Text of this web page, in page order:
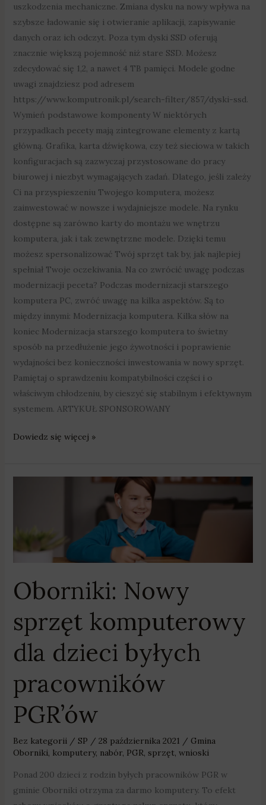
uszkodzenia mechaniczne. Zmiana dysku na nowy wpływa na
szybsze ładowanie się i otwieranie aplikacji, zapisywanie
danych oraz ich odczyt. Poza tym dyski SSD oferują
znacznie większą pojemność niż stare SSD. Możesz
zdecydować się 1,2, a nawet 4 TB pamięci. Modele godne
uwagi znajdziesz pod adresem
https://www.komputronik.pl/search-filter/857/dyski-ssd.
Wymień podstawowe komponenty W niektórych
przypadkach pecety mają zintegrowane elementy z kartą
główną. Grafika, karta dźwiękowa, czy też sieciowa w takich
konfiguracjach są zazwyczaj przystosowane do pracy
biurowej i niezbyt wymagających zadań. Dlatego, jeśli zależy
Ci na przyspieszeniu Twojego komputera, możesz
zainwestować w nowsze i wydajniejsze modele. Na rynku
dostępne są zarówno karty do montażu we wnętrzu
komputera, jak i tak zewnętrzne modele. Dzięki temu
możesz spersonalizować Twój sprzęt tak by, jak najlepiej
spełniał Twoje oczekiwania. Na co zwrócić uwagę podczas
modernizacji peceta? Podczas modernizacji starszego
komputera PC, zwróć uwagę na kilka aspektów. Są to
między innymi: Modernizacja komputera. Kilka słów na
koniec Modernizacja starszego komputera to świetny
sposób na przedłużenie jego żywotności i poprawienie
wydajności bez konieczności inwestowania w nowy sprzęt.
Pamiętaj o sprawdzeniu kompatybilności części i o
właściwym chłodzeniu, by cieszyć się stabilnym i efektywnym
systemem. ARTYKUŁ SPONSOROWANY
Dowiedz się więcej »
Oborniki: Nowy
sprzęt komputerowy
dla dzieci byłych
pracowników
PGR’ów
Bez kategorii/ SP / 28 października 2021 / Gmina
Oborniki, komputery, nabór, PGR, sprzęt, wnioski
Ponad 200 dzieci z rodzin byłych pracowników PGR w
gminie Oborniki otrzyma za darmo komputery. To efekt
pracowników